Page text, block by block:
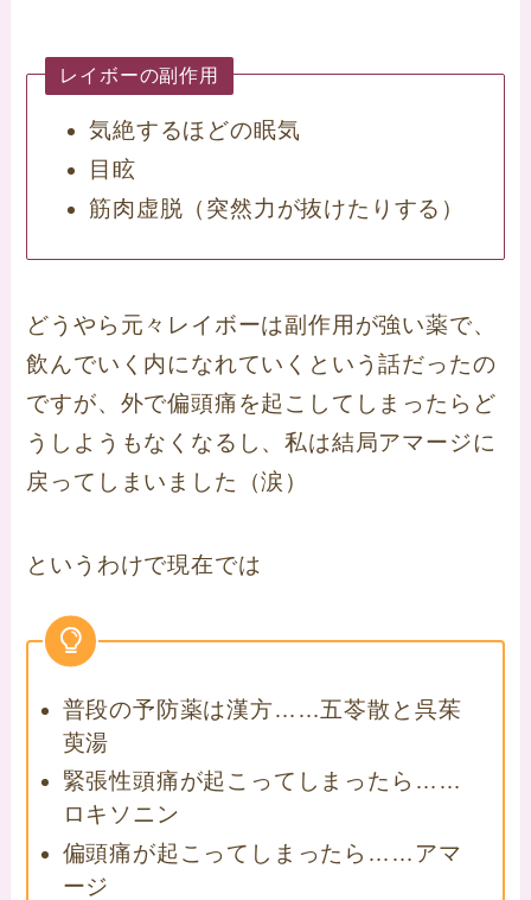
レイボーの副作用
気絶するほどの眠気
目眩
筋肉虚脱（突然力が抜けたりする）
どうやら元々レイボーは副作用が強い薬で、
飲んでいく内になれていくという話だったの
ですが、外で偏頭痛を起こしてしまったらど
うしようもなくなるし、私は結局アマージに
戻ってしまいました（涙）
というわけで現在では
普段の予防薬は漢方……五苓散と呉茱
萸湯
緊張性頭痛が起こってしまったら……
ロキソニン
偏頭痛が起こってしまったら……アマ
ージ